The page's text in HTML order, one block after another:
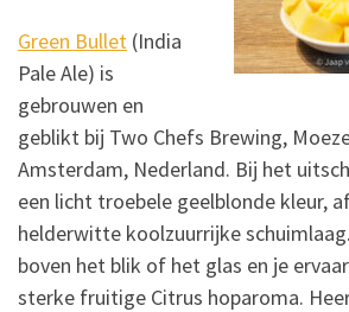
Green Bullet (India
Pale Ale) is
gebrouwen en
geblikt bij Two Chefs Brewing,
Amsterdam, Nederland. Bij het
een licht troebele geelblonde kleur,
helderwitte koolzuurrijke
boven het blik of het glas en je
sterke fruitige Citrus hoparoma.